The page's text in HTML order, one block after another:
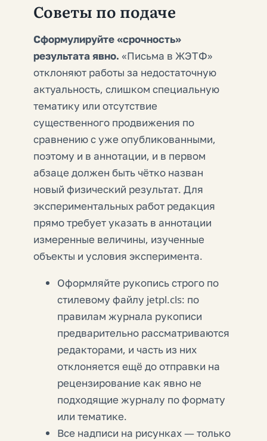
Советы по подаче
Сформулируйте «срочность»
результата явно. «Письма в ЖЭТФ»
отклоняют работы за недостаточную
актуальность, слишком специальную
тематику или отсутствие
существенного продвижения по
сравнению с уже опубликованными,
поэтому и в аннотации, и в первом
абзаце должен быть чётко назван
новый физический результат. Для
экспериментальных работ редакция
прямо требует указать в аннотации
измеренные величины, изученные
объекты и условия эксперимента.
Оформляйте рукопись строго по
стилевому файлу jetpl.cls: по
правилам журнала рукописи
предварительно рассматриваются
редакторами, и часть из них
отклоняется ещё до отправки на
рецензирование как явно не
подходящие журналу по формату
или тематике.
Все надписи на рисунках — только